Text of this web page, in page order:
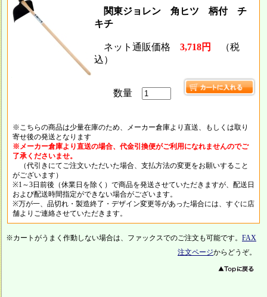
関東ジョレン 角ヒツ 柄付 チ
キチ
ネット通販価格 3,718円
（税
込）
数量
※こちらの商品は少量在庫のため、メーカー倉庫より直送、もしくは取り
寄せ後の発送となります
※メーカー倉庫より直送の場合、代金引換便がご利用になれませんのでご
了承くださいませ。
（代引きにてご注文いただいた場合、支払方法の変更をお願いすること
がございます）
※1～3日前後（休業日を除く）で商品を発送させていただきますが、配送日
および配送時間指定ができない場合がございます。
※万が一、品切れ・製造終了・デザイン変更等があった場合には、すぐに店
舗よりご連絡させていただきます。
※カートがうまく作動しない場合は、ファックスでのご注文も可能です。 FAX
注文ページからどうぞ。